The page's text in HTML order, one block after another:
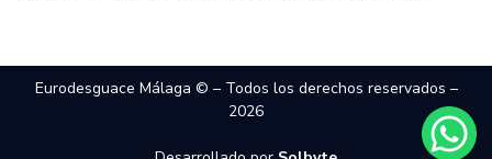
Eurodesguace Málaga © – Todos los derechos reservados –
2026